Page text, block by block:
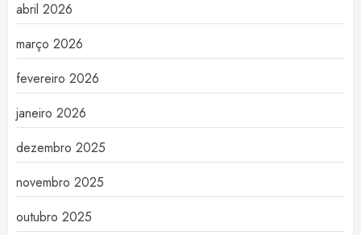
abril 2026
março 2026
fevereiro 2026
janeiro 2026
dezembro 2025
novembro 2025
outubro 2025